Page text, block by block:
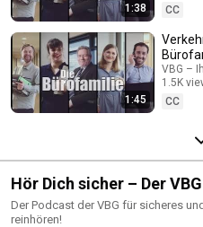
1:38
CC
1:45
VBG –
1.5K
CC
Hör Dich sicher – Der
Der Podcast der VBG für sicheres
reinhören!